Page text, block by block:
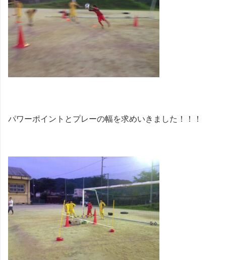
パワーポイントとプレーの幅を求めいきました！！！